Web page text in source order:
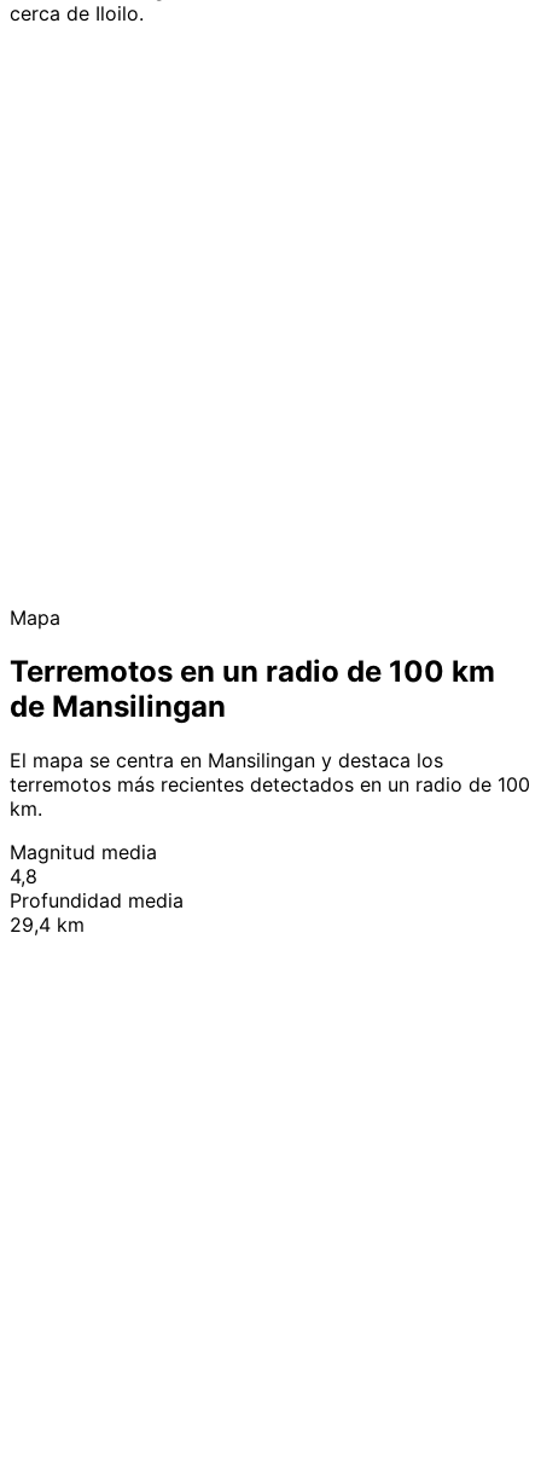
cerca de Iloilo.
Mapa
Terremotos en un radio de 100 km
de Mansilingan
El mapa se centra en Mansilingan y destaca los
terremotos más recientes detectados en un radio de 100
km.
Magnitud media
4,8
Profundidad media
29,4 km